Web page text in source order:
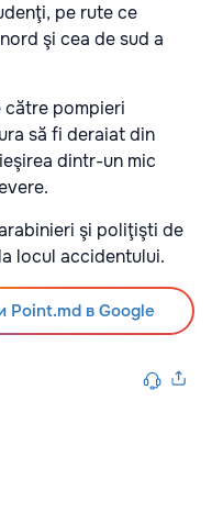
pe rute ce
şi cea de sud a
către pompieri
să fi deraiat din
dintr-un mic
şi poliţişti de
locul accidentului.
Point.md в Google